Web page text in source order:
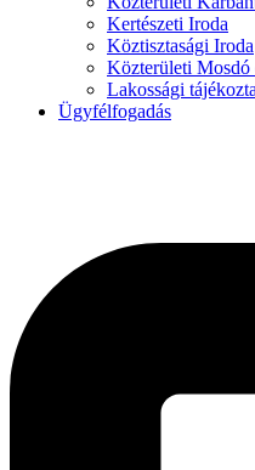
Kertészeti Iroda
Köztisztasági Iroda
Közterületi Mosdó
Lakossági
Ügyfélfogadás